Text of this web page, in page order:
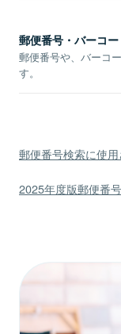
郵便番号・バーコ
郵便番号や、バーコ
す。
郵便番号検索に使
2025年度版郵便番